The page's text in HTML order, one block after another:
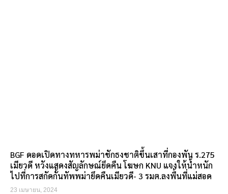
BGF ดอดเปิดทางทหารพม่าชักธงชาติขึ้นเสาที่กองพัน ร.275
เมียวดี หวังแสดงสัญลักษณ์ยึดคืน โฆษก KNU แจงให้น้ำหนัก
ไปที่การสกัดกั้นทัพพม่ายึดคืนเมียวดี- 3 รมต.ลงพื้นที่แม่สอด
23 เมษายน, 2024